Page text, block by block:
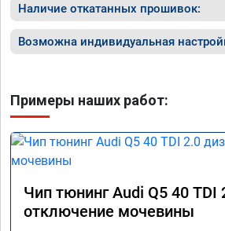
Наличие откатанных прошивок:
Возможна индивидуальная
Примеры наших работ:
Чип тюнинг Audi Q5 40 TDI
отключение мочевины